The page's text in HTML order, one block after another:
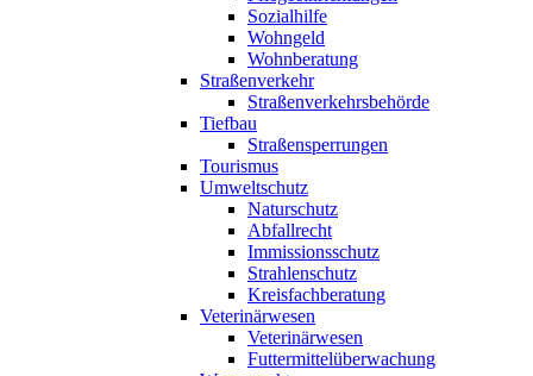
Sozialhilfe
Wohngeld
Wohnberatung
Straßenverkehr
Straßenverkehrsbehörde
Tiefbau
Straßensperrungen
Tourismus
Umweltschutz
Naturschutz
Abfallrecht
Immissionsschutz
Strahlenschutz
Kreisfachberatung
Veterinärwesen
Veterinärwesen
Futtermittelüberwachung